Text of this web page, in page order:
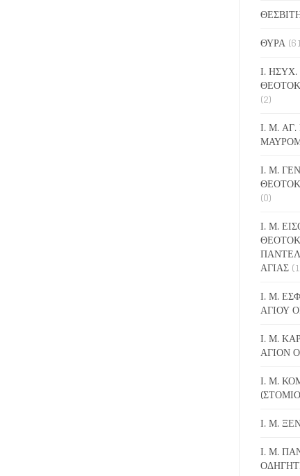
ΘΥΡΑ
Ι.
(2)
Ι. Μ.
Ι. Μ.
(0)
Ι. Μ.
ΑΓΙΑΣ
Ι. Μ.
ΑΓΙΟΥ
Ι. Μ.
ΑΓΙΟΝ
Ι. Μ.
Ι. Μ.
Ι. Μ.